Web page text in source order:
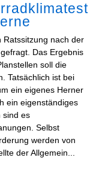
Ratssitzung nach der
Das Ergebnis
soll die
Tatsächlich ist bei
ein eigenes Herner
ein eigenständiges
sind es
Selbst
werden von
der Allgemein...